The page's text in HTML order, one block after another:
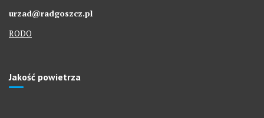
urzad@radgoszcz.pl
RODO
Jakość powietrza